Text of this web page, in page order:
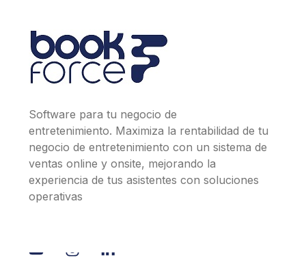
Software para tu negocio de
entretenimiento. Maximiza la rentabilidad de tu
negocio de entretenimiento con un sistema de
ventas online y onsite, mejorando la
experiencia de tus asistentes con soluciones
operativas